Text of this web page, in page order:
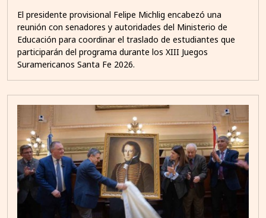
El presidente provisional Felipe Michlig encabezó una
reunión con senadores y autoridades del Ministerio de
Educación para coordinar el traslado de estudiantes que
participarán del programa durante los XIII Juegos
Suramericanos Santa Fe 2026.